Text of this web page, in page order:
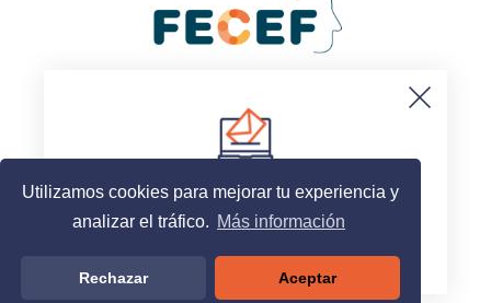
Utilizamos cookies para mejorar tu experiencia y
analizar el tráfico. Más información
Rechazar Aceptar
Aviso legal
Politica de cookies
Contacto
Suscripción al newsletter
Acceder